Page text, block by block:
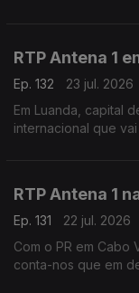
RTP Antena 1
Ep. 132
23 jul. 2026
Em Luanda, capital
internacional que
RTP Antena 1
Ep. 131
22 jul. 2026
Com o PR em Cabo
conta-nos que em